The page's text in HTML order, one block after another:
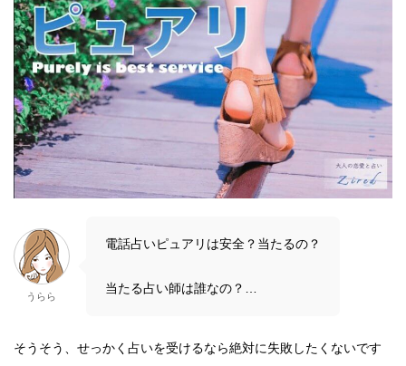
うらら
電話占いピュアリは安全？当たるの？
当たる占い師は誰なの？…
そうそう、せっかく占いを受けるなら絶対に失敗したくないです